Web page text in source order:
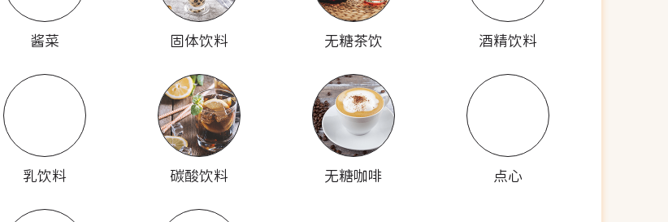
酱菜 固体饮料 无糖茶饮 酒精饮料
乳饮料 碳酸饮料 无糖咖啡 点心